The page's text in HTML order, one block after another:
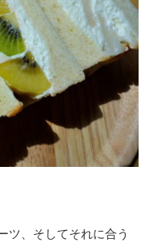
ツ、そしてそれに合う